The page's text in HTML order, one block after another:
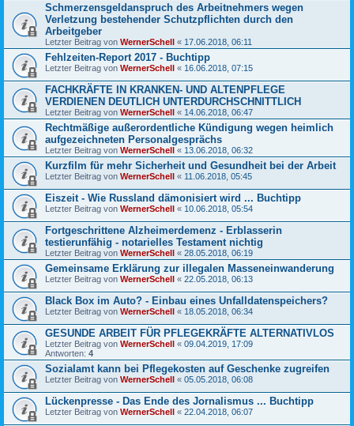
Schmerzensgeldanspruch des Arbeitnehmers wegen
Verletzung bestehender Schutzpflichten durch den
Arbeitgeber
Letzter Beitrag von WernerSchell « 17.06.2018, 06:11
Fehlzeiten-Report 2017 - Buchtipp
Letzter Beitrag von WernerSchell « 16.06.2018, 07:15
FACHKRÄFTE IN KRANKEN- UND ALTENPFLEGE
VERDIENEN DEUTLICH UNTERDURCHSCHNITTLICH
Letzter Beitrag von WernerSchell « 14.06.2018, 06:47
Rechtmäßige außerordentliche Kündigung wegen heimlich
aufgezeichneten Personalgesprächs
Letzter Beitrag von WernerSchell « 13.06.2018, 06:32
Kurzfilm für mehr Sicherheit und Gesundheit bei der Arbeit
Letzter Beitrag von WernerSchell « 11.06.2018, 05:45
Eiszeit - Wie Russland dämonisiert wird ... Buchtipp
Letzter Beitrag von WernerSchell « 10.06.2018, 05:54
Fortgeschrittene Alzheimerdemenz - Erblasserin
testierunfähig - notarielles Testament nichtig
Letzter Beitrag von WernerSchell « 28.05.2018, 06:19
Gemeinsame Erklärung zur illegalen Masseneinwanderung
Letzter Beitrag von WernerSchell « 22.05.2018, 06:13
Black Box im Auto? - Einbau eines Unfalldatenspeichers?
Letzter Beitrag von WernerSchell « 18.05.2018, 06:34
GESUNDE ARBEIT FÜR PFLEGEKRÄFTE ALTERNATIVLOS
Letzter Beitrag von WernerSchell « 09.04.2019, 17:09
Antworten: 4
Sozialamt kann bei Pflegekosten auf Geschenke zugreifen
Letzter Beitrag von WernerSchell « 05.05.2018, 06:08
Lückenpresse - Das Ende des Jornalismus ... Buchtipp
Letzter Beitrag von WernerSchell « 22.04.2018, 06:07